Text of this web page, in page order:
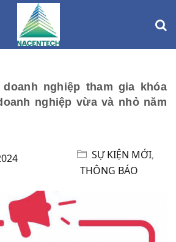
nghiệp tham gia khóa
nghiệp vừa và nhỏ năm
SỰ KIỆN MỚI,
THÔNG BÁO